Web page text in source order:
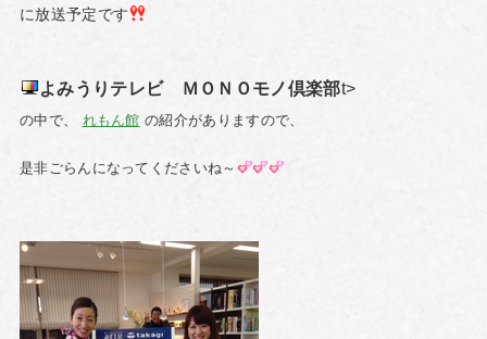
に放送予定です
よみうりテレビ ＭＯＮＯモノ倶楽部t>
の中で、 れもん館 の紹介がありますので、
是非ごらんになってくださいね～